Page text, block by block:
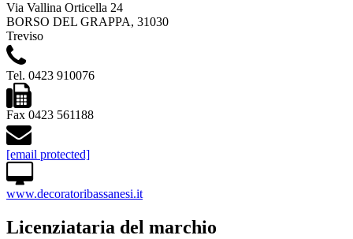
Via Vallina Orticella 24
BORSO DEL GRAPPA, 31030
Treviso
Tel. 0423 910076
Fax 0423 561188
[email protected]
www.decoratoribassanesi.it
Licenziataria del marchio